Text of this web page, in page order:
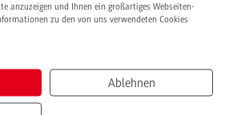
anzuzeigen und Ihnen ein großartiges Webseiten-
zu den von uns verwendeten Cookies
Ablehnen